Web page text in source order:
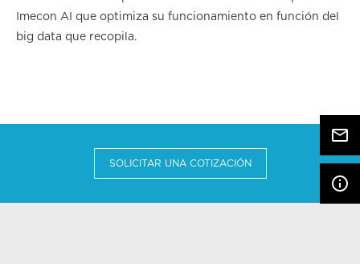
Imecon AI que optimiza su funcionamiento en función del
big data que recopila.
SOLICITAR UNA COTIZACIÓN
mail_outline
info_outline